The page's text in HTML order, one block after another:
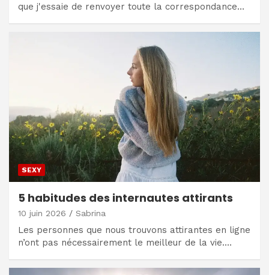
que j'essaie de renvoyer toute la correspondance…
SEXY
5 habitudes des internautes attirants
10 juin 2026 Sabrina
Les personnes que nous trouvons attirantes en ligne
n’ont pas nécessairement le meilleur de la vie.…